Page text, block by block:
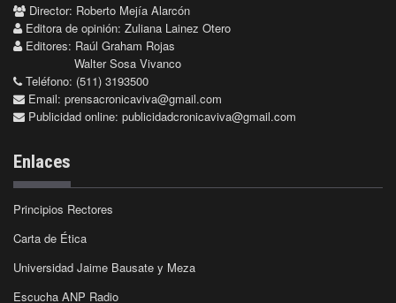
Director: Roberto Mejía Alarcón
Editora de opinión: Zuliana Lainez Otero
Editores: Raúl Graham Rojas
Walter Sosa Vivanco
Teléfono: (511) 3193500
Email: prensacronicaviva@gmail.com
Publicidad online: publicidadcronicaviva@gmail.com
Enlaces
Principios Rectores
Carta de Ética
Universidad Jaime Bausate y Meza
Escucha ANP Radio